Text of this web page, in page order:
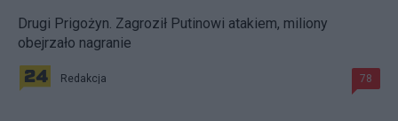
Drugi Prigożyn. Zagroził Putinowi atakiem, miliony
obejrzało nagranie
Redakcja 78